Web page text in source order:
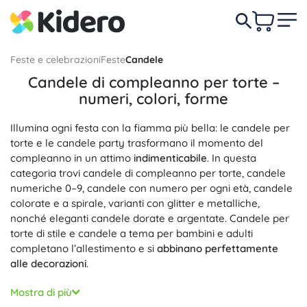
Feste e celebrazioniFesteCandele
Candele di compleanno per torte –
numeri, colori, forme
Illumina ogni festa con la fiamma più bella: le candele per
torte e le candele party trasformano il momento del
compleanno in un attimo indimenticabile. In questa
categoria trovi candele di compleanno per torte, candele
numeriche 0–9, candele con numero per ogni età, candele
colorate e a spirale, varianti con glitter e metalliche,
nonché eleganti candele dorate e argentate. Candele per
torte di stile e candele a tema per bambini e adulti
completano l’allestimento e si abbinano perfettamente
alle decorazioni.
Materiali scelti con cura e stoppino in cotone garantiscono
unacombustione pulita
Mostra di più